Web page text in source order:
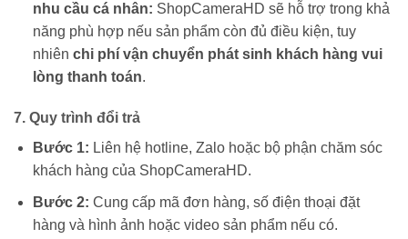
nhu cầu cá nhân: ShopCameraHD sẽ hỗ trợ trong khả
năng phù hợp nếu sản phẩm còn đủ điều kiện, tuy
nhiên chi phí vận chuyển phát sinh khách hàng vui
lòng thanh toán.
7. Quy trình đổi trả
Bước 1: Liên hệ hotline, Zalo hoặc bộ phận chăm sóc
khách hàng của ShopCameraHD.
Bước 2: Cung cấp mã đơn hàng, số điện thoại đặt
hàng và hình ảnh hoặc video sản phẩm nếu có.